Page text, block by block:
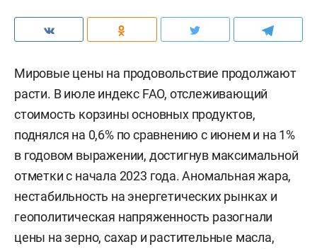
Мировые цены на продовольствие продолжают
расти. В июле индекс FAO, отслеживающий
стоимость корзины основных продуктов,
поднялся на 0,6% по сравнению с июнем и на 1%
в годовом выражении, достигнув максимальной
отметки с начала 2023 года. Аномальная жара,
нестабильность на энергетических рынках и
геополитическая напряженность разогнали
цены на зерно, сахар и растительные масла,